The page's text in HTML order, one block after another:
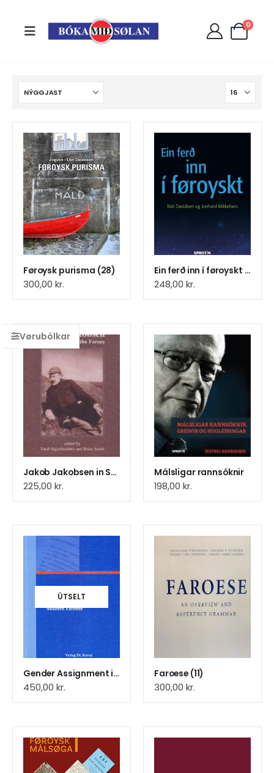
0
Føroysk purisma (28)
300,00 kr.
Ein ferð inn í føroyskt (16)
248,00 kr.
Jakob Jakobsen in Shetland and
225,00 kr.
Málsligar rannsóknir
198,00 kr.
ÚTSELT
Gender Assignment in Modern Fa
450,00 kr.
Faroese (11)
300,00 kr.